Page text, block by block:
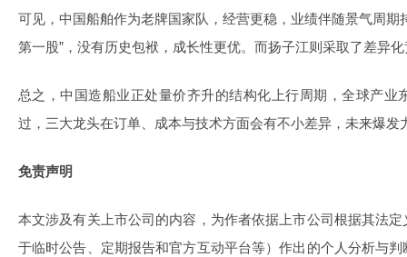
可见，中国船舶作为老牌国家队，经营更稳，业绩伴随景气周期
第一股”，没有历史包袱，成长性更优。而扬子江则采取了差异
总之，中国造船业正处量价齐升的结构化上行周期，全球产业
过，三大龙头在订单、成本与技术方面会有不小差异，未来爆
免责声明
本文涉及有关上市公司的内容，为作者依据上市公司根据其法
于临时公告、定期报告和官方互动平台等）作出的个人分析与